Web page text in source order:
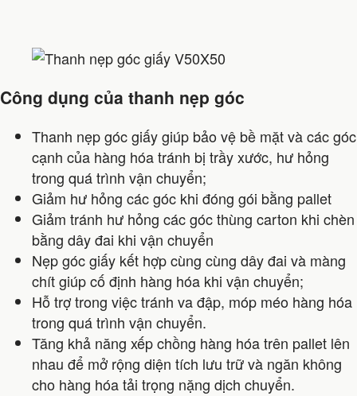
Công dụng của thanh nẹp góc
Thanh nẹp góc giấy giúp bảo vệ bề mặt và các góc
cạnh của hàng hóa tránh bị trầy xước, hư hỏng
trong quá trình vận chuyển;
Giảm hư hỏng các góc khi đóng gói bằng pallet
Giảm tránh hư hỏng các góc thùng carton khi chèn
bằng dây đai khi vận chuyển
Nẹp góc giấy kết hợp cùng cùng dây đai và màng
chít giúp cố định hàng hóa khi vận chuyển;
Hỗ trợ trong việc tránh va đập, móp méo hàng hóa
trong quá trình vận chuyển.
Tăng khả năng xếp chồng hàng hóa trên pallet lên
nhau để mở rộng diện tích lưu trữ và ngăn không
cho hàng hóa tải trọng nặng dịch chuyển.